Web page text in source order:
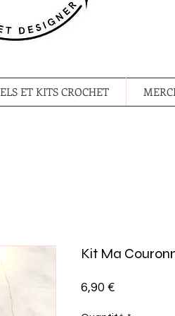
ET KITS CROCHET
Kit Ma
6,90 €